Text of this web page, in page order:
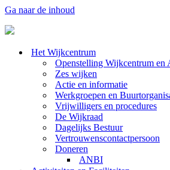
Ga naar de inhoud
Het Wijkcentrum
Openstelling Wijkcentrum
Zes wijken
Actie en informatie
Werkgroepen en
Vrijwilligers en procedures
De Wijkraad
Dagelijks Bestuur
Vertrouwenscontactpersoon
Doneren
ANBI